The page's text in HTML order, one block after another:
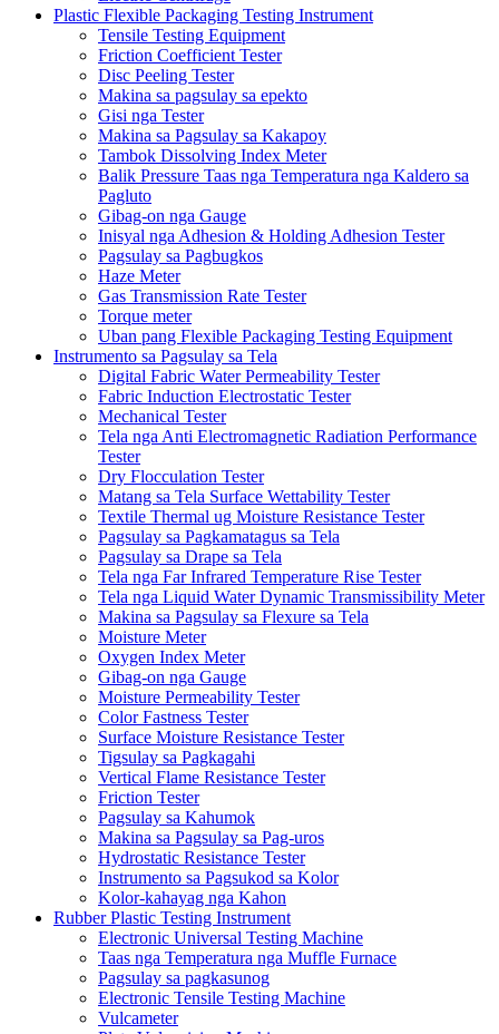
Plastic Flexible Packaging Testing Instrument
Tensile Testing Equipment
Friction Coefficient Tester
Disc Peeling Tester
Makina sa pagsulay sa epekto
Gisi nga Tester
Makina sa Pagsulay sa Kakapoy
Tambok Dissolving Index Meter
Balik Pressure Taas nga Temperatura nga Kaldero sa
Pagluto
Gibag-on nga Gauge
Inisyal nga Adhesion & Holding Adhesion Tester
Pagsulay sa Pagbugkos
Haze Meter
Gas Transmission Rate Tester
Torque meter
Uban pang Flexible Packaging Testing Equipment
Instrumento sa Pagsulay sa Tela
Digital Fabric Water Permeability Tester
Fabric Induction Electrostatic Tester
Mechanical Tester
Tela nga Anti Electromagnetic Radiation Performance
Tester
Dry Flocculation Tester
Matang sa Tela Surface Wettability Tester
Textile Thermal ug Moisture Resistance Tester
Pagsulay sa Pagkamatagus sa Tela
Pagsulay sa Drape sa Tela
Tela nga Far Infrared Temperature Rise Tester
Tela nga Liquid Water Dynamic Transmissibility Meter
Makina sa Pagsulay sa Flexure sa Tela
Moisture Meter
Oxygen Index Meter
Gibag-on nga Gauge
Moisture Permeability Tester
Color Fastness Tester
Surface Moisture Resistance Tester
Tigsulay sa Pagkagahi
Vertical Flame Resistance Tester
Friction Tester
Pagsulay sa Kahumok
Makina sa Pagsulay sa Pag-uros
Hydrostatic Resistance Tester
Instrumento sa Pagsukod sa Kolor
Kolor-kahayag nga Kahon
Rubber Plastic Testing Instrument
Electronic Universal Testing Machine
Taas nga Temperatura nga Muffle Furnace
Pagsulay sa pagkasunog
Electronic Tensile Testing Machine
Vulcameter